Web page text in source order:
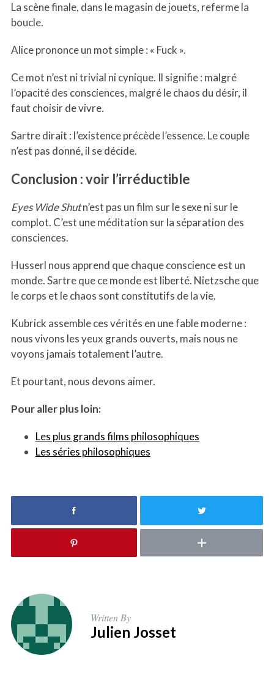
La scène finale, dans le magasin de jouets, referme la
boucle.
Alice prononce un mot simple : « Fuck ».
Ce mot n’est ni trivial ni cynique. Il signifie : malgré
l’opacité des consciences, malgré le chaos du désir, il
faut choisir de vivre.
Sartre dirait : l’existence précède l’essence. Le couple
n’est pas donné, il se décide.
Conclusion : voir l’irréductible
Eyes Wide Shutn’est pas un film sur le sexe ni sur le
complot. C’est une méditation sur la séparation des
consciences.
Husserl nous apprend que chaque conscience est un
monde. Sartre que ce monde est liberté. Nietzsche que
le corps et le chaos sont constitutifs de la vie.
Kubrick assemble ces vérités en une fable moderne :
nous vivons les yeux grands ouverts, mais nous ne
voyons jamais totalement l’autre.
Et pourtant, nous devons aimer.
Pour aller plus loin:
Les plus grands films philosophiques
Les séries philosophiques
Written By
Julien Josset
S
a
c
h
o
r